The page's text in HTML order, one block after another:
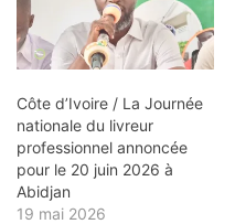
Côte d’Ivoire / La Journée
nationale du livreur
professionnel annoncée
pour le 20 juin 2026 à
Abidjan
19 mai 2026